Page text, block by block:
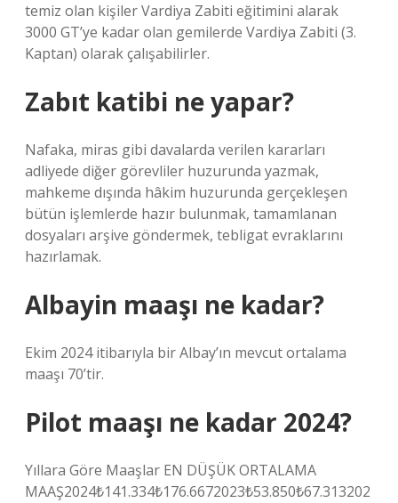
temiz olan kişiler Vardiya Zabiti eğitimini alarak
3000 GT’ye kadar olan gemilerde Vardiya Zabiti (3.
Kaptan) olarak çalışabilirler.
Zabıt katibi ne yapar?
Nafaka, miras gibi davalarda verilen kararları
adliyede diğer görevliler huzurunda yazmak,
mahkeme dışında hâkim huzurunda gerçekleşen
bütün işlemlerde hazır bulunmak, tamamlanan
dosyaları arşive göndermek, tebligat evraklarını
hazırlamak.
Albayin maaşı ne kadar?
Ekim 2024 itibarıyla bir Albay’ın mevcut ortalama
maaşı 70’tir.
Pilot maaşı ne kadar 2024?
Yıllara Göre Maaşlar EN DÜŞÜK ORTALAMA
MAAŞ2024₺141.334₺176.6672023₺53.850₺67.313202